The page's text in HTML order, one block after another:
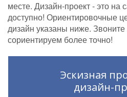
месте. Дизайн-проект - это на
доступно! Ориентировочные
дизайн указаны ниже.
сориентируем более точно!
Эскизная
дизайн-